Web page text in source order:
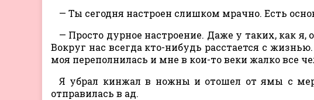
— Ты сегодня настроен слишком мрачно. Есть
— Просто дурное настроение. Даже у таких, как я,
Вокруг нас всегда кто-нибудь расстается с
моя переполнилась и мне в кои-то веки жалко все
Я убрал кинжал в ножны и отошел от ямы с
отправилась в ад.